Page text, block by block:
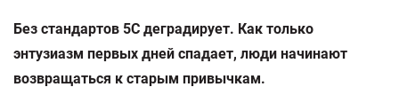
Без стандартов 5С деградирует. Как только
энтузиазм первых дней спадает, люди начинают
возвращаться к старым привычкам.